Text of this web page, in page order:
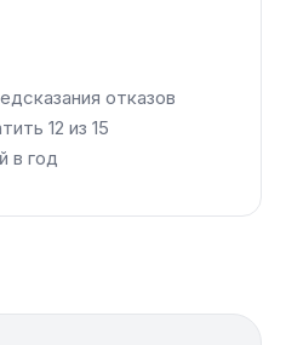
отказов
12 из 15
в год